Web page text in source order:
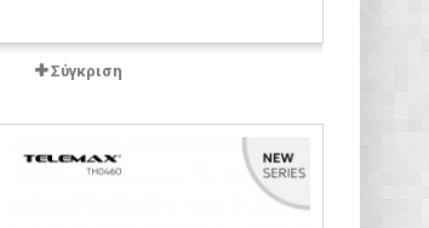
Σύγκριση